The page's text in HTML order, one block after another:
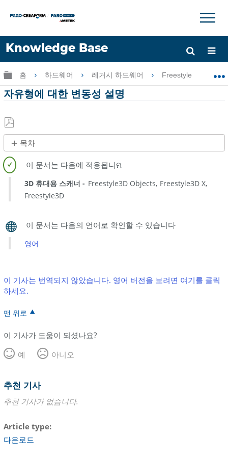
Knowledge Base
언어
도움 받기 로그인
×
글로벌 계층 확장/축소
홈 하드웨어 레거시 하드웨어 Freestyle
자유형에 대한 변동성 설명
PDF
로
저
장
목차
제
목
없
3D 휴대용 스캐너 Freestyle3D Objects Freestyle3D X
Freestyle3D
영어
이 기사는 번역되지 않았습니다. 영어 버전을 보려면 여기를 클릭
하세요.
맨 위로
이 기사가 도움이 되셨나요?
예
아니오
추천 기사
추천 기사가 없습니다.
Article type
다운로드